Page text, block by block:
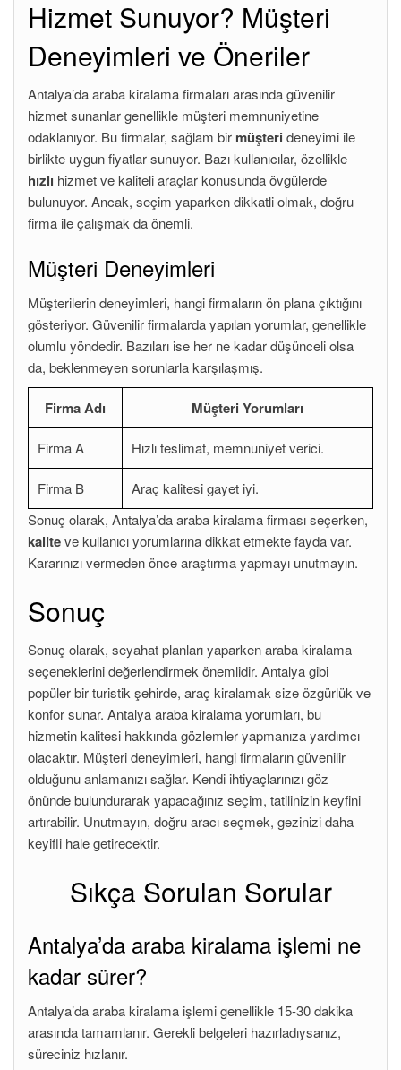
Hizmet Sunuyor? Müşteri
Deneyimleri ve Öneriler
Antalya’da araba kiralama firmaları arasında güvenilir
hizmet sunanlar genellikle müşteri memnuniyetine
odaklanıyor. Bu firmalar, sağlam bir müşteri deneyimi ile
birlikte uygun fiyatlar sunuyor. Bazı kullanıcılar, özellikle
hızlı hizmet ve kaliteli araçlar konusunda övgülerde
bulunuyor. Ancak, seçim yaparken dikkatli olmak, doğru
firma ile çalışmak da önemli.
Müşteri Deneyimleri
Müşterilerin deneyimleri, hangi firmaların ön plana çıktığını
gösteriyor. Güvenilir firmalarda yapılan yorumlar, genellikle
olumlu yöndedir. Bazıları ise her ne kadar düşünceli olsa
da, beklenmeyen sorunlarla karşılaşmış.
Firma Adı Müşteri Yorumları
Firma A Hızlı teslimat, memnuniyet verici.
Firma B
Araç kalitesi gayet iyi.
Sonuç olarak, Antalya’da araba kiralama firması seçerken,
kaliteve kullanıcı yorumlarına dikkat etmekte fayda var.
Kararınızı vermeden önce araştırma yapmayı unutmayın.
Sonuç
Sonuç olarak, seyahat planları yaparken araba kiralama
seçeneklerini değerlendirmek önemlidir. Antalya gibi
popüler bir turistik şehirde, araç kiralamak size özgürlük ve
konfor sunar. Antalya araba kiralama yorumları, bu
hizmetin kalitesi hakkında gözlemler yapmanıza yardımcı
olacaktır. Müşteri deneyimleri, hangi firmaların güvenilir
olduğunu anlamanızı sağlar. Kendi ihtiyaçlarınızı göz
önünde bulundurarak yapacağınız seçim, tatilinizin keyfini
artırabilir. Unutmayın, doğru aracı seçmek, gezinizi daha
keyifli hale getirecektir.
Sıkça Sorulan Sorular
Antalya’da araba kiralama işlemi ne
kadar sürer?
Antalya’da araba kiralama işlemi genellikle 15-30 dakika
arasında tamamlanır. Gerekli belgeleri hazırladıysanız,
süreciniz hızlanır.